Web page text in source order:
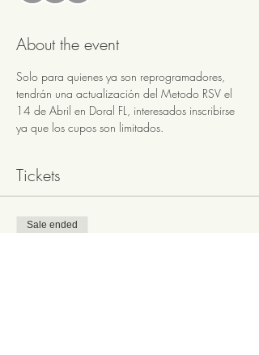
About the event
Solo para quienes ya son reprogramadores,
tendrán una actualización del Metodo RSV el
14 de Abril en Doral FL, interesados inscribirse
ya que los cupos son limitados.
Tickets
Sale ended